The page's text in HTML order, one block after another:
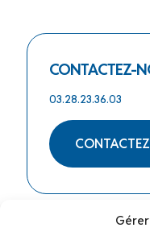
CONTACTEZ-
03.28.23.36.03